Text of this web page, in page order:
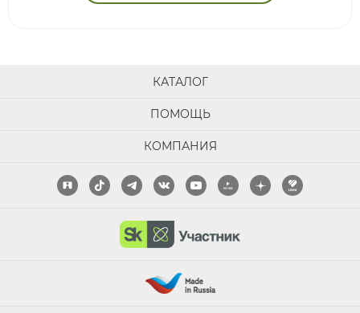
КАТАЛОГ
ПОМОЩЬ
КОМПАНИЯ